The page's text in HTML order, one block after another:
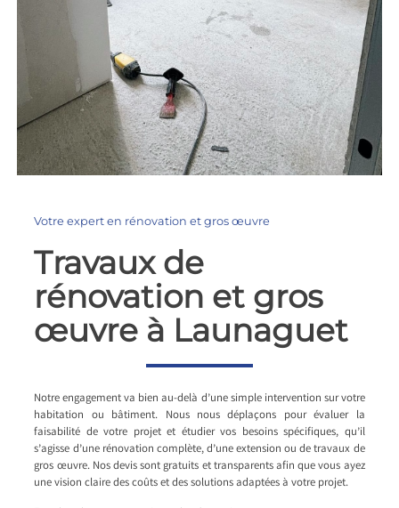
Votre expert en rénovation et gros œuvre
Travaux de
rénovation et gros
œuvre à Launaguet
Notre engagement va bien au-delà d’une simple intervention sur votre
habitation ou bâtiment. Nous nous déplaçons pour évaluer la
faisabilité de votre projet et étudier vos besoins spécifiques, qu’il
s’agisse d’une rénovation complète, d’une extension ou de travaux de
gros œuvre. Nos devis sont gratuits et transparents afin que vous ayez
une vision claire des coûts et des solutions adaptées à votre projet.